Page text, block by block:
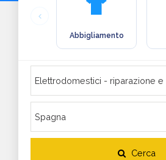
Abbigliamento
Cerca